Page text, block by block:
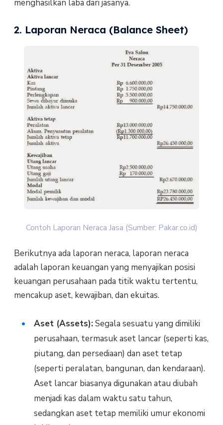
menghasilkan laba dari jasanya.
2. Laporan Neraca (Balance Sheet)
Contoh Laporan Neraca Jasa (Sumber: Pakar.co.id)
Berikutnya ada laporan neraca, laporan neraca
adalah laporan keuangan yang menyajikan posisi
keuangan perusahaan pada titik waktu tertentu,
mencakup aset, kewajiban, dan ekuitas.
Aset (Assets):Segala sesuatu yang dimiliki
perusahaan, termasuk aset lancar (seperti kas,
piutang, dan persediaan) dan aset tetap
(seperti peralatan, bangunan, dan kendaraan).
Aset lancar biasanya digunakan atau diubah
menjadi kas dalam waktu satu tahun,
sedangkan aset tetap memiliki umur ekonomi